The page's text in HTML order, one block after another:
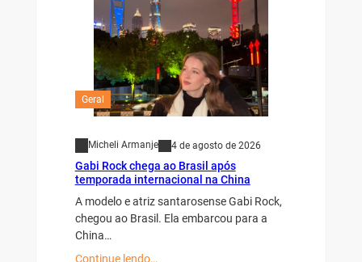
Geral
Micheli Armanje 4 de agosto de 2026
Gabi Rock chega ao Brasil após
temporada internacional na China
A modelo e atriz santarosense Gabi Rock,
chegou ao Brasil. Ela embarcou para a
China…
Continue lendo…